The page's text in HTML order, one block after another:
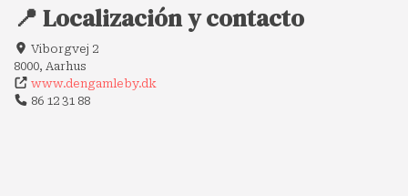
📍 Localización y contacto
Viborgvej 2
8000, Aarhus
www.dengamleby.dk
86 12 31 88